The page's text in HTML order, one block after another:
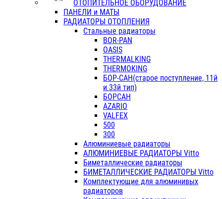
ОТОПИТЕЛЬНОЕ ОБОРУДОВАНИЕ
ПАНЕЛИ и МАТЫ
РАДИАТОРЫ ОТОПЛЕНИЯ
Стальные радиаторы
BOR-PAN
OASIS
THERMALKING
THERMOKING
БОР-САН(старое поступление, 11й
и 33й тип)
БОРСАН
AZARIO
VALFEX
500
300
Алюминиевые радиаторы
АЛЮМИНИЕВЫЕ РАДИАТОРЫ Vitto
Биметаллические радиаторы
БИМЕТАЛЛИЧЕСКИЕ РАДИАТОРЫ Vitto
Комплектующие для алюминивых
радиаторов